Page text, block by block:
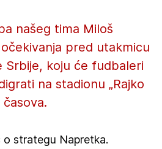
našeg tima Miloš
pred utakmicu
Srbije, koju će fudbaleri
na stadionu „Rajko
časova.
strategu Napretka.